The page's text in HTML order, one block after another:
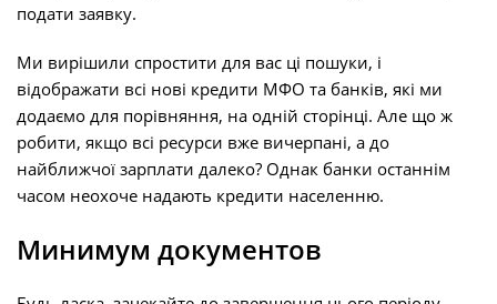
подати заявку.
Ми вирішили спростити для вас ці пошуки, і
відображати всі нові кредити МФО та банків, які ми
додаємо для порівняння, на одній сторінці. Але що ж
робити, якщо всі ресурси вже вичерпані, а до
найближчої зарплати далеко? Однак банки останнім
часом неохоче надають кредити населенню.
Минимум документов